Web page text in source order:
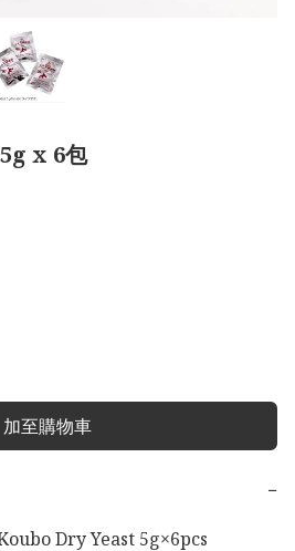
x 6包
加至購物車
−
Dry Yeast 5g×6pcs